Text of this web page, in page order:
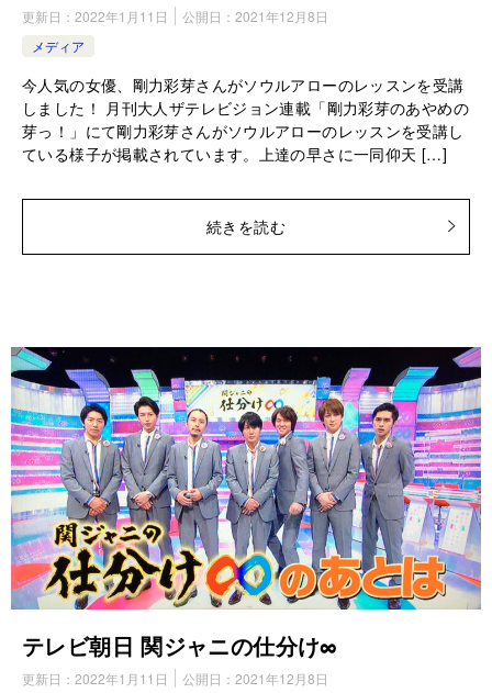
更新日： 2022年1月11日 公開日： 2021年12月8日
メディア
今人気の女優、剛力彩芽さんがソウルアローのレッスンを受講
しました！ 月刊大人ザテレビジョン連載「剛力彩芽のあやめの
芽っ！」にて剛力彩芽さんがソウルアローのレッスンを受講し
ている様子が掲載されています。上達の早さに一同仰天 […]
続きを読む
テレビ朝日 関ジャニの仕分け∞
更新日： 2022年1月11日 公開日： 2021年12月8日